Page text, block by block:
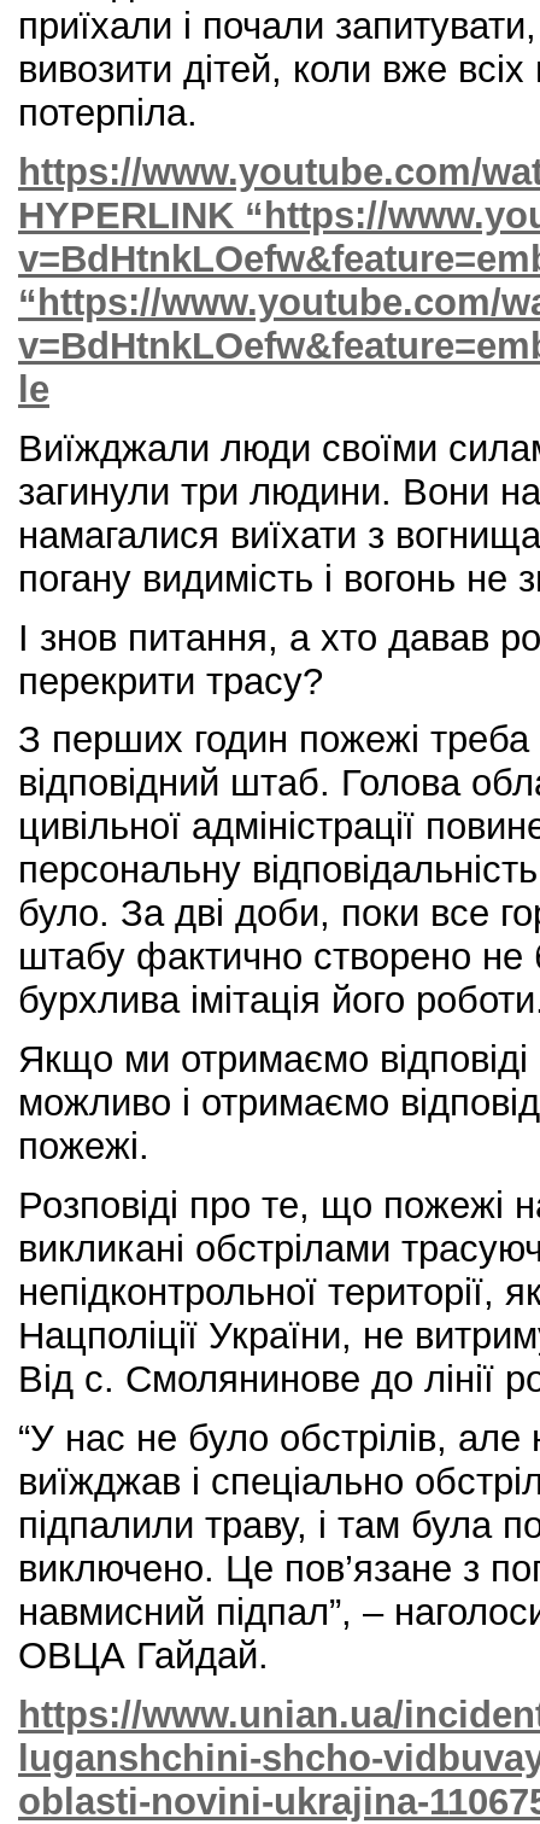
приїхали і почали
вивозити дітей, коли вже
потерпіла.
https://www.youtube.com/
HYPERLINK “https://
“https://www.youtube.com/
le
Виїжджали люди своїми
загинули три людини. Вони
намагалися виїхати з
погану видимість і вогонь не
І знов питання, а хто давав
перекрити трасу?
З перших годин пожежі
відповідний штаб. Голова
цивільної адміністрації
персональну
було. За дві доби, поки все
штабу фактично створено
бурхлива імітація його
Якщо ми отримаємо відповіді
можливо і отримаємо
пожежі.
Розповіді про те, що пожежі
викликані обстрілами
непідконтрольної території,
Нацполіції України, не
Від с. Смолянинове до лінії
“У нас не було обстрілів, але
виїжджав і спеціально
підпалили траву, і там була
виключено. Це пов’язане з
навмисний підпал”, –
ОВЦА Гайдай.
https://www.unian.ua/
luganshchini-shcho-
oblasti-novini-ukrajina-